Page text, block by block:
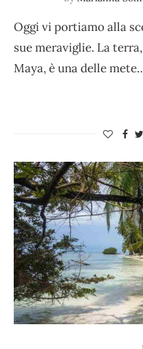
Oggi vi portiamo alla
sue meraviglie. La
Maya, è una delle